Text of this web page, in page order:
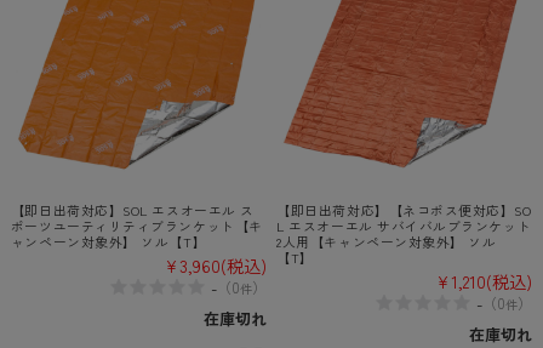
【即日出荷対応】SOL エスオーエル ス
ポーツユーティリティブランケット【キ
ャンペーン対象外】 ソル【T】
¥3,960(税込)
-（0件）
在庫切れ
【即日出荷対応】【ネコポス便対応】SO
L エスオーエル サバイバルブランケット
2人用【キャンペーン対象外】 ソル
【T】
¥1,210(税込)
- （0件）
在庫切れ